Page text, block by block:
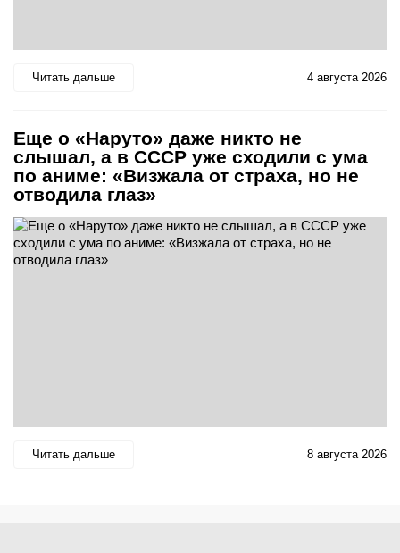
Читать дальше 4 августа 2026
Еще о «Наруто» даже никто не
слышал, а в СССР уже сходили с ума
по аниме: «Визжала от страха, но не
отводила глаз»
Читать дальше 8 августа 2026